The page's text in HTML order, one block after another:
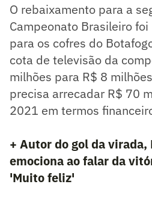
O rebaixamento para a
Campeonato Brasileiro
para os cofres do
cota de televisão da
milhões para R$ 8
precisa arrecadar R$ 70
2021 em termos
+ Autor do gol da virada,
emociona ao falar da
'Muito feliz'